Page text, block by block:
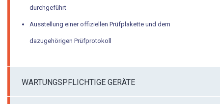
durchgeführt
Ausstellung einer offiziellen Prüfplakette und dem
dazugehörigen Prüfprotokoll
WARTUNGSPFLICHTIGE GERÄTE